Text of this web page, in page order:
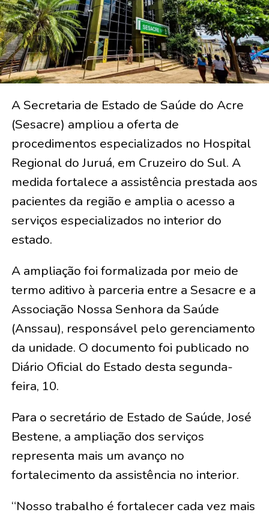
A Secretaria de Estado de Saúde do Acre
(Sesacre) ampliou a oferta de
procedimentos especializados no Hospital
Regional do Juruá, em Cruzeiro do Sul. A
medida fortalece a assistência prestada aos
pacientes da região e amplia o acesso a
serviços especializados no interior do
estado.
A ampliação foi formalizada por meio de
termo aditivo à parceria entre a Sesacre e a
Associação Nossa Senhora da Saúde
(Anssau), responsável pelo gerenciamento
da unidade. O documento foi publicado no
Diário Oficial do Estado desta segunda-
feira, 10.
Para o secretário de Estado de Saúde, José
Bestene, a ampliação dos serviços
representa mais um avanço no
fortalecimento da assistência no interior.
“Nosso trabalho é fortalecer cada vez mais